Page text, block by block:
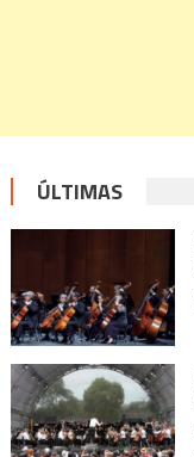
ÚLTIMAS